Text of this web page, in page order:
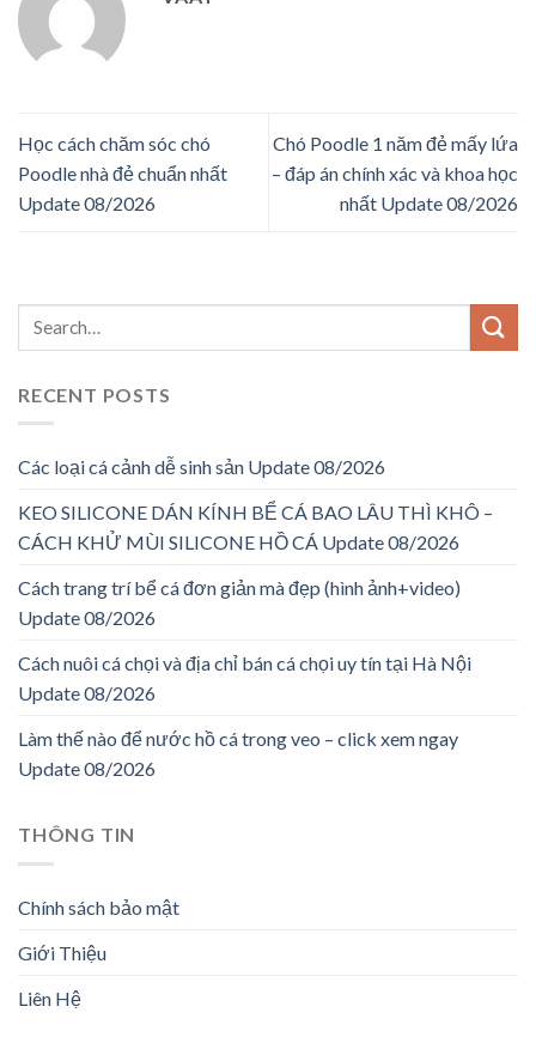
Học cách chăm sóc chó
Poodle nhà đẻ chuẩn nhất
Update 08/2026
Chó Poodle 1 năm đẻ mấy lứa
– đáp án chính xác và khoa học
nhất Update 08/2026
RECENT POSTS
Các loại cá cảnh dễ sinh sản Update 08/2026
KEO SILICONE DÁN KÍNH BỂ CÁ BAO LÂU THÌ KHÔ –
CÁCH KHỬ MÙI SILICONE HỒ CÁ Update 08/2026
Cách trang trí bể cá đơn giản mà đẹp (hình ảnh+video)
Update 08/2026
Cách nuôi cá chọi và địa chỉ bán cá chọi uy tín tại Hà Nội
Update 08/2026
Làm thế nào để nước hồ cá trong veo – click xem ngay
Update 08/2026
THÔNG TIN
Chính sách bảo mật
Giới Thiệu
Liên Hệ